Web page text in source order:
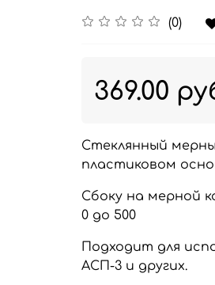
(0)
369.00
Стеклянный
пластиковом
Сбоку на мерной
0 до 500
Подходит для
АСП-3 и других.